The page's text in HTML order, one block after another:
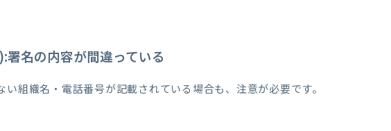
署名の内容が間違っている
い組織名・電話番号が記載されている場合も、注意が必要です。